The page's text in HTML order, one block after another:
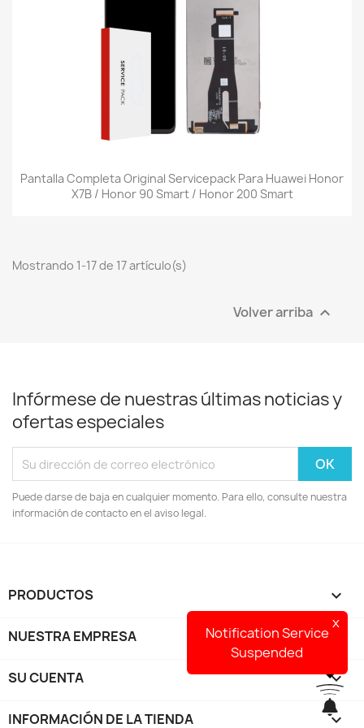
Pantalla Completa Original Servicepack Para Huawei Honor
X7B / Honor 90 Smart / Honor 200 Smart
Mostrando 1-17 de 17 artículo(s)
Volver arriba 
Infórmese de nuestras últimas noticias y
ofertas especiales
Puede darse de baja en cualquier momento. Para ello, consulte nuestra
información de contacto en el aviso legal.
PRODUCTOS 
NUESTRA EMPRESA 
SU CUENTA 
INFORMACIÓN DE LA TIENDA keyboard_arrow_down
x
Notification Service
Suspended